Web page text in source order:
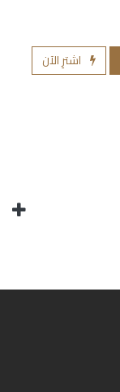
اشترِ الآن